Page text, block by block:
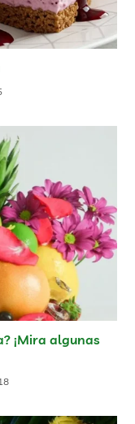
¡Mira algunas